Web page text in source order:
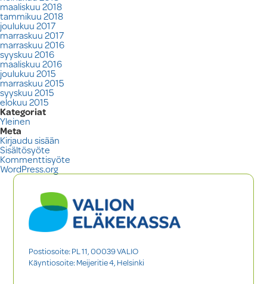
maaliskuu 2018
tammikuu 2018
joulukuu 2017
marraskuu 2017
marraskuu 2016
syyskuu 2016
maaliskuu 2016
joulukuu 2015
marraskuu 2015
syyskuu 2015
elokuu 2015
Kategoriat
Yleinen
Meta
Kirjaudu sisään
Sisältösyöte
Kommenttisyöte
WordPress.org
Postiosoite: PL 11, 00039 VALIO
Käyntiosoite: Meijeritie 4, Helsinki